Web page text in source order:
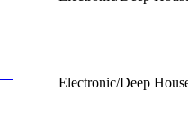
Electronic/Deep